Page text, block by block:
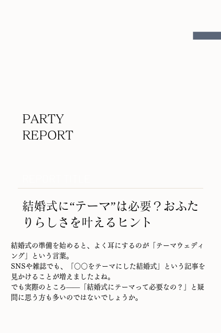
結婚式に“テーマ”は必要？おふた
りらしさを叶えるヒント
結婚式の準備を始めると、よく耳にするのが「テーマウェディ
ング」という言葉。
SNSや雑誌でも、「○○をテーマにした結婚式」という記事を
見かけることが増えましたよね。
でも実際のところ――「結婚式にテーマって必要なの？」と疑
問に思う方も多いのではないでしょうか。
​PARTY
REPORT